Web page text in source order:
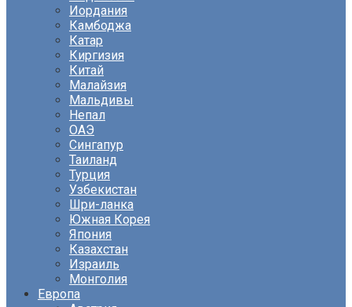
Иордания
Камбоджа
Катар
Киргизия
Китай
Малайзия
Мальдивы
Непал
ОАЭ
Сингапур
Таиланд
Турция
Узбекистан
Шри-ланка
Южная Корея
Япония
Казахстан
Израиль
Монголия
Европа